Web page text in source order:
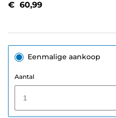
€ 60,99
Eenmalige aankoop
Aantal
1